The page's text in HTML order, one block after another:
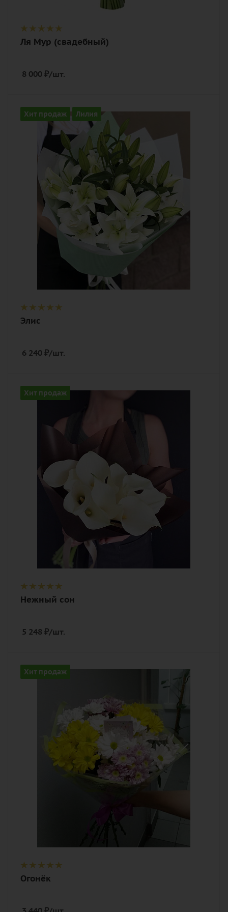
Ля Мур (свадебный)
8 000 ₽/шт.
Хит продаж Лилия
Количество
7
Описание
лилия, лента, дизайнерская упаковка
Элис
6 240 ₽/шт.
Хит продаж
Количество
9
калла, лента, дизайнерская упаковка
Нежный сон
5 248 ₽/шт.
Хит продаж
Количество
7
белый, желтый, нежный,
разноцветный, розовый
Описание
хризантема кустовая, лента,
дизайнерская упаковка
Огонёк